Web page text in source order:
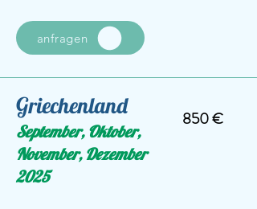
anfragen
Griechenland
September, Oktober,
November, Dezember
2025
850 €